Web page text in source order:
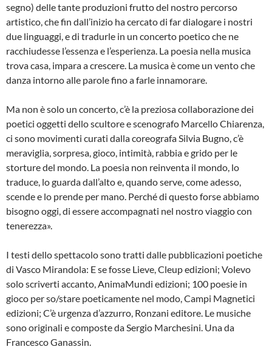
segno) delle tante produzioni frutto del nostro percorso
artistico, che fin dall’inizio ha cercato di far dialogare i nostri
due linguaggi, e di tradurle in un concerto poetico che ne
racchiudesse l’essenza e l’esperienza. La poesia nella musica
trova casa, impara a crescere. La musica è come un vento che
danza intorno alle parole fino a farle innamorare.
Ma non è solo un concerto, c’è la preziosa collaborazione dei
poetici oggetti dello scultore e scenografo Marcello Chiarenza,
ci sono movimenti curati dalla coreografa Silvia Bugno, c’è
meraviglia, sorpresa, gioco, intimità, rabbia e grido per le
storture del mondo. La poesia non reinventa il mondo, lo
traduce, lo guarda dall’alto e, quando serve, come adesso,
scende e lo prende per mano. Perché di questo forse abbiamo
bisogno oggi, di essere accompagnati nel nostro viaggio con
tenerezza».
I testi dello spettacolo sono tratti dalle pubblicazioni poetiche
di Vasco Mirandola: E se fosse Lieve, Cleup edizioni; Volevo
solo scriverti accanto, AnimaMundi edizioni; 100 poesie in
gioco per so/stare poeticamente nel modo, Campi Magnetici
edizioni; C’è urgenza d’azzurro, Ronzani editore. Le musiche
sono originali e composte da Sergio Marchesini. Una da
Francesco Ganassin.